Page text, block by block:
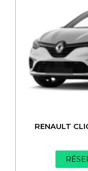
RENAULT